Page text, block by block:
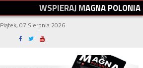
WSPIERAJMAGNAPOLONIA
Piątek, 07 Sierpnia 2026